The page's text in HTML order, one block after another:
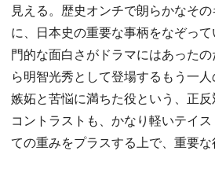
見える。歴史オンチで朗らかなそ
に、日本史の重要な事柄をなぞっ
門的な面白さがドラマにはあった
ら明智光秀として登場するもう一人
嫉妬と苦悩に満ちた役という、正
コントラストも、かなり軽いテイ
ての重みをプラスする上で、重要な